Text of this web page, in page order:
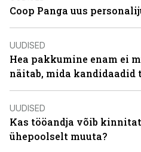
Coop Panga uus
UUDISED
Hea pakkumine enam ei
näitab, mida
UUDISED
Kas tööandja võib
ühepoolselt muuta?